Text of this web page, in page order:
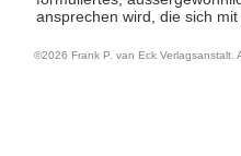
ansprechen wird, die sich
©2026 Frank P. van Eck Verlagsanstalt.